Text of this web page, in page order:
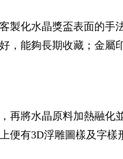
製化水晶獎盃表面的
，能夠長期收藏；金
再將水晶原料加熱融
便有3D浮雕圖樣及字